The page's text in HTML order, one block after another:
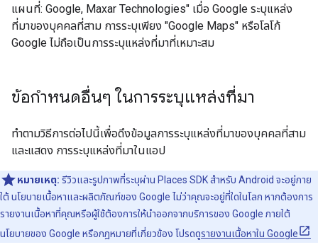
แผนที่: Google, Maxar Technologies" เมื่อ Google ระบุแหล่ง
ที่มาของบุคคลที่สาม การระบุเพียง "Google Maps" หรือโลโก้
Google ไม่ถือเป็นการระบุแหล่งที่มาที่เหมาะสม
ข้อกำหนดอื่นๆ ในการระบุแหล่งที่มา
ทำตามวิธีการต่อไปนี้เพื่อดึงข้อมูลการระบุแหล่งที่มาของบุคคลที่สาม
และแสดง การระบุแหล่งที่มาในแอป
หมายเหตุ: รีวิวและรูปภาพที่ระบุผ่าน Places SDK สำหรับ Android จะอยู่ภาย
ใต้ นโยบายเนื้อหาและผลิตภัณฑ์ของ Google ไม่ว่าคุณจะอยู่ที่ใดในโลก หากต้องการ
รายงานเนื้อหาที่คุณหรือผู้ใช้ต้องการให้นำออกจากบริการของ Google ภายใต้
นโยบายของ Google หรือกฎหมายที่เกี่ยวข้อง โปรดดูรายงานเนื้อหาใน Google